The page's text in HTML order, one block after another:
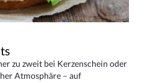
zu zweit bei Kerzenschein oder
Atmosphäre – auf